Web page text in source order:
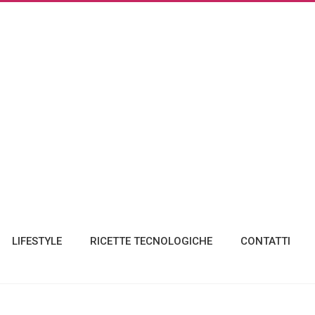
LIFESTYLE RICETTE TECNOLOGICHE CONTATTI